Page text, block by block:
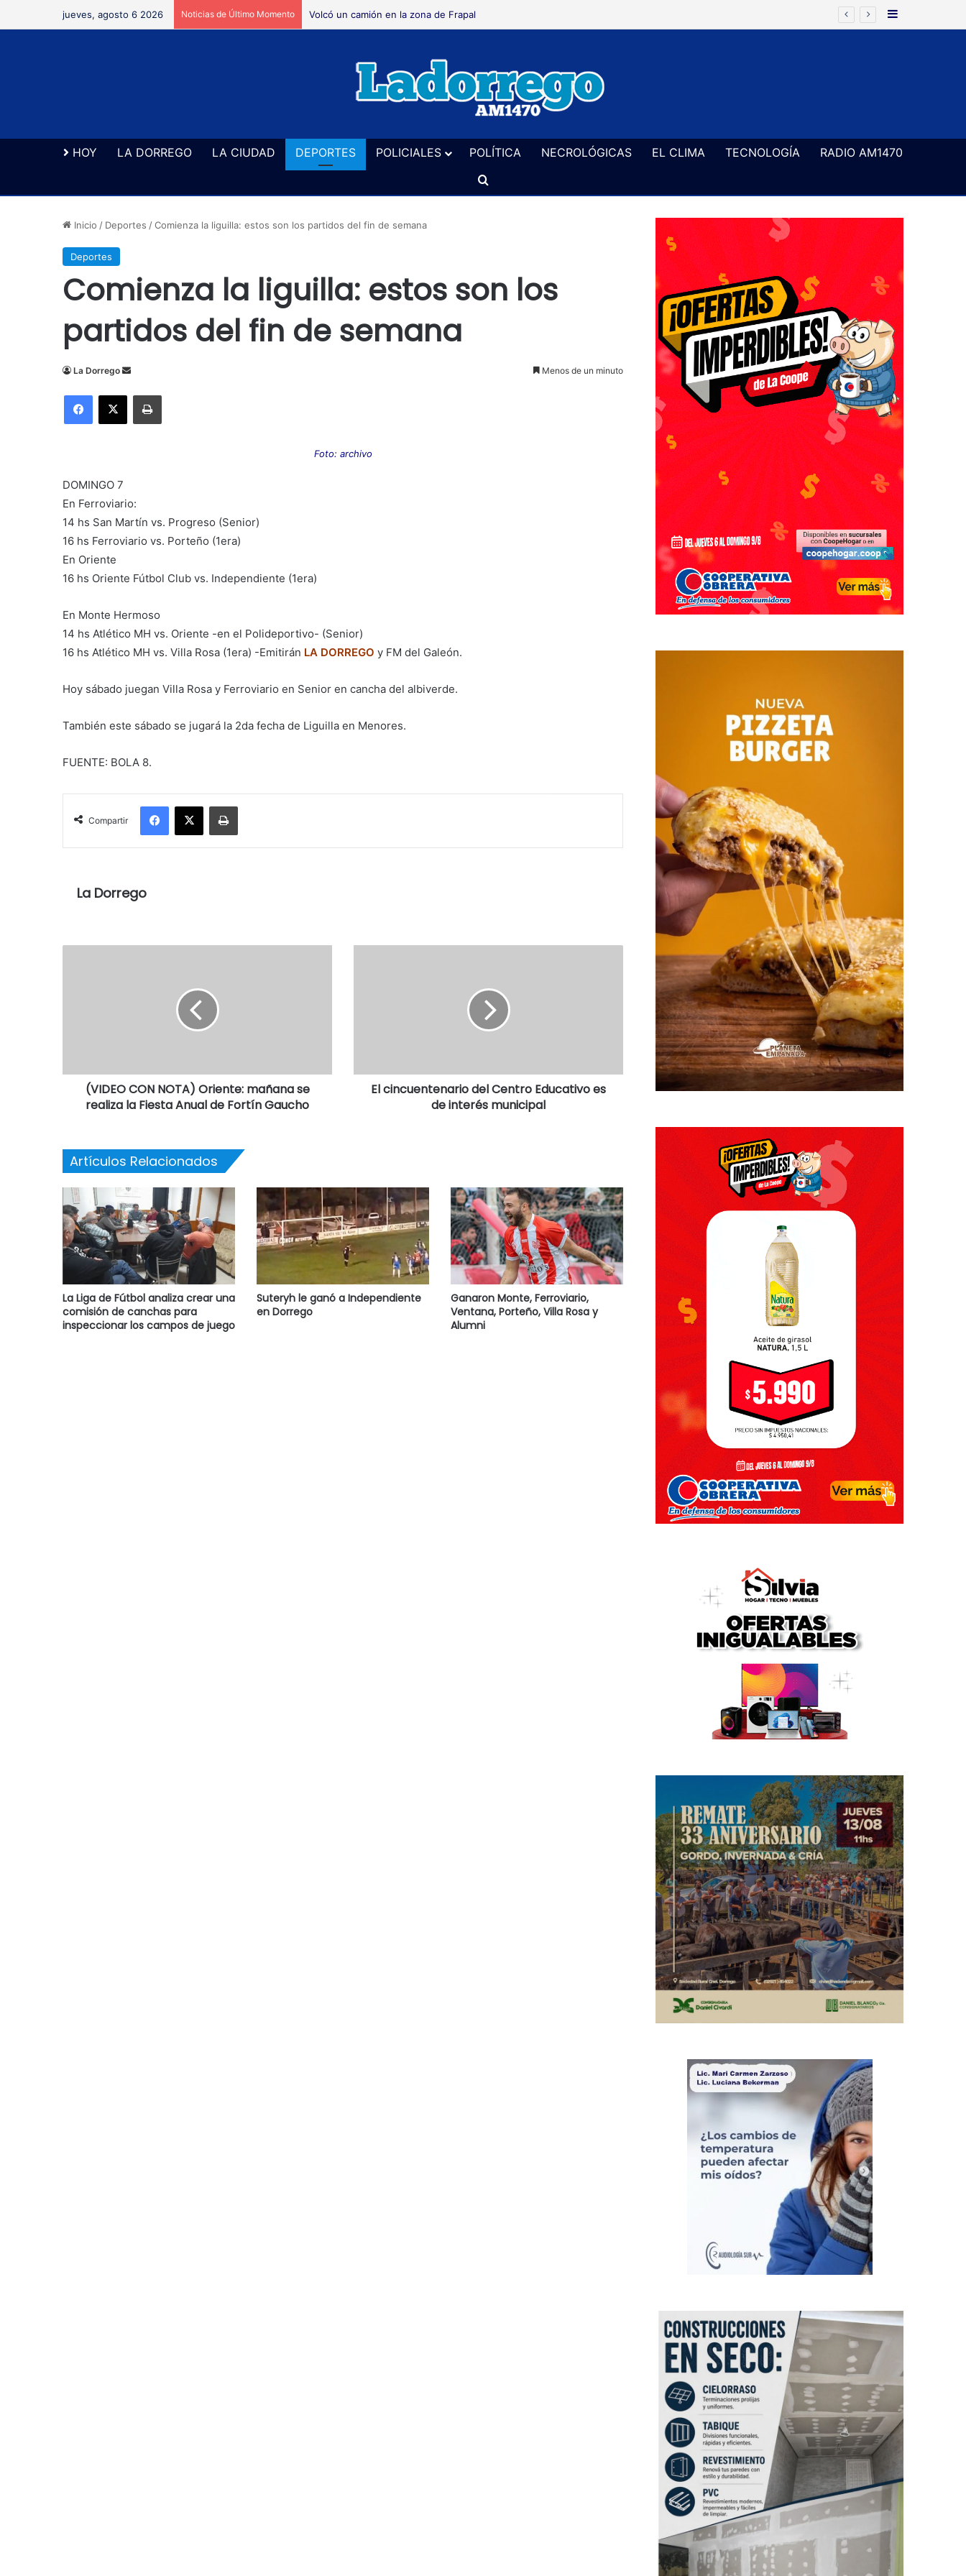
jueves, agosto 6 2026 Noticias de Último Momento Volcó un camión en la zona de Frapal Barra Lateral
HOY LA DORREGO LA CIUDAD DEPORTES POLICIALES POLÍTICA NECROLÓGICAS EL CLIMA TECNOLOGÍA
RADIO AM1470
Buscar
Inicio / Deportes /Comienza la liguilla: estos son los partidos del fin de semana
Deportes
Comienza la liguilla: estos son los
partidos del fin de semana
La Dorrego
Send
email
Menos de un minuto
Facebook
X Imprimir
Foto: archivo
DOMINGO 7
En Ferroviario:
14 hs San Martín vs. Progreso (Senior)
16 hs Ferroviario vs. Porteño (1era)
En Oriente
16 hs Oriente Fútbol Club vs. Independiente (1era)
En Monte Hermoso
14 hs Atlético MH vs. Oriente -en el Polideportivo- (Senior)
16 hs Atlético MH vs. Villa Rosa (1era) -Emitirán LA DORREGO y FM del Galeón.
Hoy sábado juegan Villa Rosa y Ferroviario en Senior en cancha del albiverde.
También este sábado se jugará la 2da fecha de Liguilla en Menores.
FUENTE: BOLA 8.
Compartir
Facebook
X Imprimir
La Dorrego
(VIDEO CON NOTA) Oriente: mañana se
realiza la Fiesta Anual de Fortín Gaucho
El cincuentenario del Centro Educativo es
de interés municipal
Artículos Relacionados
La Liga de Fútbol analiza crear una
comisión de canchas para
inspeccionar los campos de juego
Suteryh le ganó a Independiente
en Dorrego
Ganaron Monte, Ferroviario,
Ventana, Porteño, Villa Rosa y
Alumni